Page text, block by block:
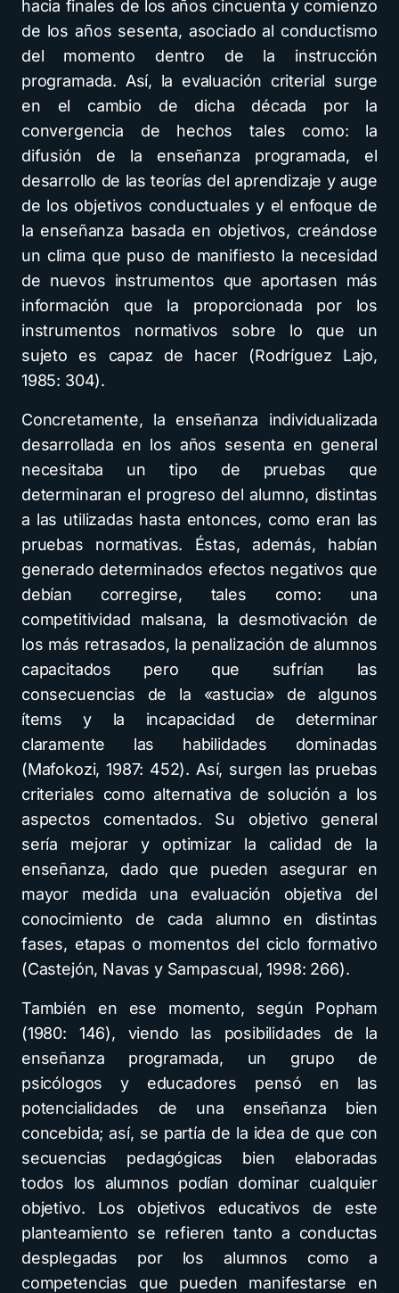
hacia finales de los años cincuenta y comienzo
de los años sesenta, asociado al conductismo
del momento dentro de la instrucción
programada. Así, la evaluación criterial surge
en el cambio de dicha década por la
convergencia de hechos tales como: la
difusión de la enseñanza programada, el
desarrollo de las teorías del aprendizaje y auge
de los objetivos conductuales y el enfoque de
la enseñanza basada en objetivos, creándose
un clima que puso de manifiesto la necesidad
de nuevos instrumentos que aportasen más
información que la proporcionada por los
instrumentos normativos sobre lo que un
sujeto es capaz de hacer (Rodríguez Lajo,
1985: 304).
Concretamente, la enseñanza individualizada
desarrollada en los años sesenta en general
necesitaba un tipo de pruebas que
determinaran el progreso del alumno, distintas
a las utilizadas hasta entonces, como eran las
pruebas normativas. Éstas, además, habían
generado determinados efectos negativos que
debían corregirse, tales como: una
competitividad malsana, la desmotivación de
los más retrasados, la penalización de alumnos
capacitados pero que sufrían las
consecuencias de la «astucia» de algunos
ítems y la incapacidad de determinar
claramente las habilidades dominadas
(Mafokozi, 1987: 452). Así, surgen las pruebas
criteriales como alternativa de solución a los
aspectos comentados. Su objetivo general
sería mejorar y optimizar la calidad de la
enseñanza, dado que pueden asegurar en
mayor medida una evaluación objetiva del
conocimiento de cada alumno en distintas
fases, etapas o momentos del ciclo formativo
(Castejón, Navas y Sampascual, 1998: 266).
También en ese momento, según Popham
(1980: 146), viendo las posibilidades de la
enseñanza programada, un grupo de
psicólogos y educadores pensó en las
potencialidades de una enseñanza bien
concebida; así, se partía de la idea de que con
secuencias pedagógicas bien elaboradas
todos los alumnos podían dominar cualquier
objetivo. Los objetivos educativos de este
planteamiento se refieren tanto a conductas
desplegadas por los alumnos como a
competencias que pueden manifestarse en